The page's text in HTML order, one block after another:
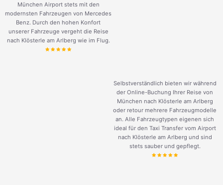
München Airport stets mit den
modernsten Fahrzeugen von Mercedes
Benz. Durch den hohen Konfort
unserer Fahrzeuge vergeht die Reise
nach Klösterle am Arlberg wie im Flug.
Selbstverständlich bieten wir während
der Online-Buchung Ihrer Reise von
München nach Klösterle am Arlberg
oder retour mehrere Fahrzeugmodelle
an. Alle Fahrzeugtypen eigenen sich
ideal für den Taxi Transfer vom Airport
nach Klösterle am Arlberg und sind
stets sauber und gepflegt.